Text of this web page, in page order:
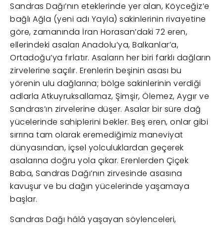
Sandras Dağı’nın eteklerinde yer alan, Köyceğiz’e
bağlı Ağla (yeni adı Yayla) sakinlerinin rivayetine
göre, zamanında İran Horasan’daki 72 eren,
ellerindeki asaları Anadolu’ya, Balkanlar’a,
Ortadoğu’ya fırlatır. Asaların her biri farklı dağların
zirvelerine saçılır. Erenlerin beşinin asası bu
yörenin ulu dağlarına; bölge sakinlerinin verdiği
adlarla Atkuyruksallamaz, Şimşir, Ölemez, Aygır ve
Sandras’ın zirvelerine düşer. Asalar bir süre dağ
yücelerinde sahiplerini bekler. Beş eren, onlar gibi
sırrına tam olarak eremediğimiz maneviyat
dünyasından, içsel yolculuklardan geçerek
asalarına doğru yola çıkar. Erenlerden Çiçek
Baba, Sandras Dağı’nın zirvesinde asasına
kavuşur ve bu dağın yücelerinde yaşamaya
başlar.
Sandras Dağı hâlâ yaşayan söylenceleri,